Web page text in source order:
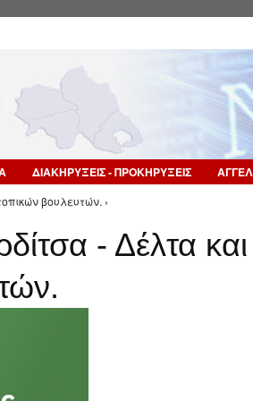
ΔΙΑΚΗΡΥΞΕΙΣ - ΠΡΟΚΗΡΥΞΕΙΣ
βουλευτών. ›
- Δέλτα και